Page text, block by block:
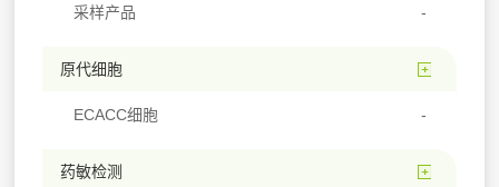
采样产品
原代细胞
ECACC细胞
药敏检测